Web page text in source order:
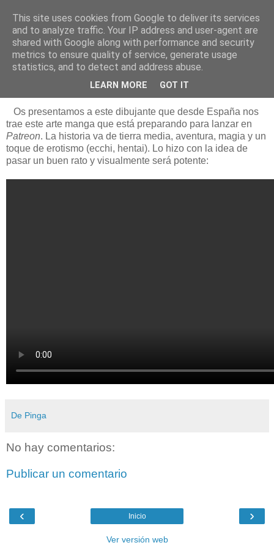
Está de pinga
10/6/19
Luis Miguel Díaz (Madrid)
Os presentamos a este dibujante que desde España nos
trae este arte manga que está preparando para lanzar en
Patreon. La historia va de tierra media, aventura, magia y un
toque de erotismo (ecchi, hentai). Lo hizo con la idea de
pasar un buen rato y visualmente será potente:
De Pinga
No hay comentarios:
Publicar un comentario
‹ ›
Inicio
Ver versión web
This site uses cookies from Google to deliver its services
and to analyze traffic. Your IP address and user-agent are
shared with Google along with performance and security
metrics to ensure quality of service, generate usage
statistics, and to detect and address abuse.
LEARN MORE GOT IT